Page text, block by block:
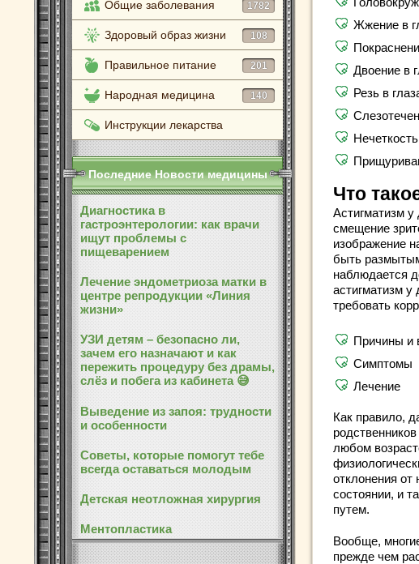
Общие заболевания 1782
Здоровый образ жизни 108
Правильное питание 201
Народная медицина 140
Инструкции лекарства
Последние Новости медицины
Диагностика в
гастроэнтерологии: как врачи
ищут проблемы с
пищеварением
Лечение эндометриоза матки в
центре репродукции «Линия
жизни»
УЗИ детям – безопасно ли,
зачем его назначают и как
пережить процедуру без драмы,
слёз и побега из кабинета 😅
Выведение из запоя: трудности
и особенности
Советы, которые помогут тебе
всегда оставаться молодым
Детская неотложная хирургия
Ментопластика
Жжение в
Двоение в
Резь в
Что
Астигматизм у
смещение
изображение
быть
наблюдается
астигматизм у
требовать
Причины и
Симптомы
Лечение
Как правило,
любом
отклонения от
состоянии, и
путем.
Вообще,
прежде чем